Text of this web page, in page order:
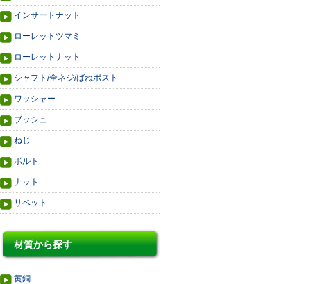
インサートナット
ローレットツマミ
ローレットナット
シャフト/全ネジ/ばねポスト
ワッシャー
ブッシュ
ねじ
ボルト
ナット
リベット
材質から探す
黄銅